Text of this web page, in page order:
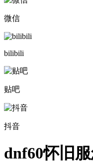
微信
bilibili
贴吧
抖音
dnf60怀旧